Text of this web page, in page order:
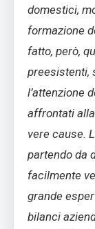
domestici,
formazione
fatto, però,
preesistenti,
l’attenzione
affrontati
vere cause.
partendo da
facilmente
grande
bilanci